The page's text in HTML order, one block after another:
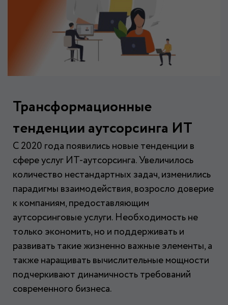
Трансформационные
тенденции аутсорсинга ИТ
С 2020 года появились новые тенденции в
сфере услуг ИТ-аутсорсинга. Увеличилось
количество нестандартных задач, изменились
парадигмы взаимодействия, возросло доверие
к компаниям, предоставляющим
аутсорсинговые услуги. Необходимость не
только экономить, но и поддерживать и
развивать такие жизненно важные элементы, а
также наращивать вычислительные мощности
подчеркивают динамичность требований
современного бизнеса.